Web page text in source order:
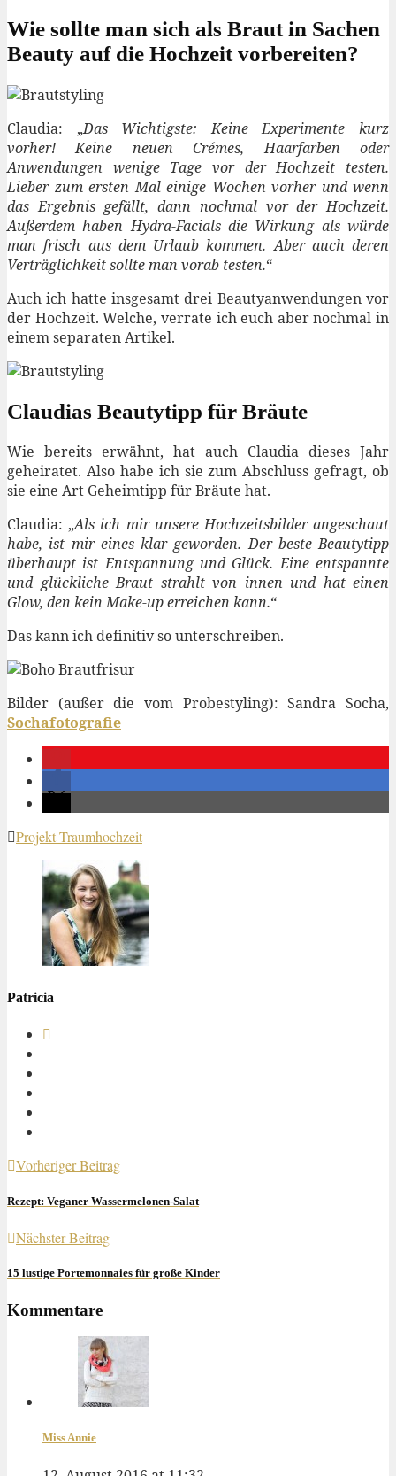
Wie sollte man sich als Braut in Sachen
Beauty auf die Hochzeit vorbereiten?
Claudia: „Das Wichtigste: Keine Experimente kurz
vorher! Keine neuen Crémes, Haarfarben oder
Anwendungen wenige Tage vor der Hochzeit testen.
Lieber zum ersten Mal einige Wochen vorher und wenn
das Ergebnis gefällt, dann nochmal vor der Hochzeit.
Außerdem haben Hydra-Facials die Wirkung als würde
man frisch aus dem Urlaub kommen. Aber auch deren
Verträglichkeit sollte man vorab testen.“
Auch ich hatte insgesamt drei Beautyanwendungen vor
der Hochzeit. Welche, verrate ich euch aber nochmal in
einem separaten Artikel.
Claudias Beautytipp für Bräute
Wie bereits erwähnt, hat auch Claudia dieses Jahr
geheiratet. Also habe ich sie zum Abschluss gefragt, ob
sie eine Art Geheimtipp für Bräute hat.
Claudia: „Als ich mir unsere Hochzeitsbilder angeschaut
habe, ist mir eines klar geworden. Der beste Beautytipp
überhaupt ist Entspannung und Glück. Eine entspannte
und glückliche Braut strahlt von innen und hat einen
Glow, den kein Make-up erreichen kann.“
Das kann ich definitiv so unterschreiben.
Bilder (außer die vom Probestyling): Sandra Socha,
Sochafotografie
Projekt Traumhochzeit
Patricia
Vorheriger Beitrag
Rezept: Veganer Wassermelonen-Salat
Nächster Beitrag
15 lustige Portemonnaies für große Kinder
Kommentare
Miss Annie